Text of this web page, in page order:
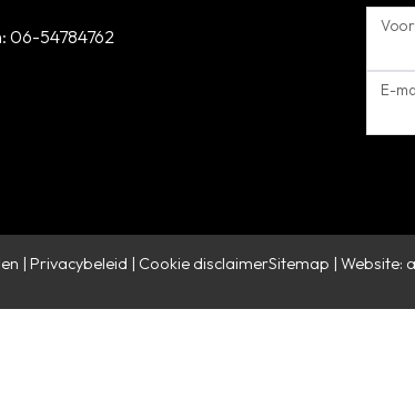
06-54784762
E-
Privacybeleid Cookie disclaimerSitemap | Website: